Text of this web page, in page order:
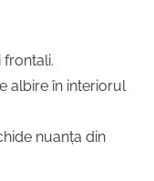
albire în interiorul
nuanța din